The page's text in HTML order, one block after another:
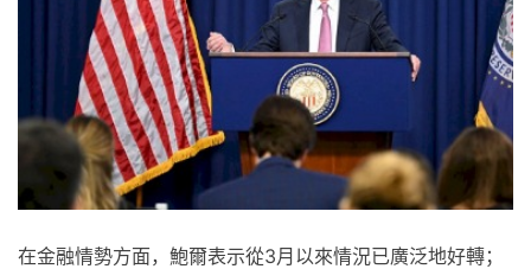
在金融情勢方面，鮑爾表示從3月以來情況已廣泛地好轉；